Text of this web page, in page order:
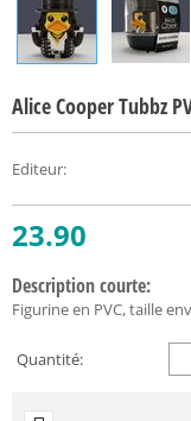
Alice Cooper Tubbz
Editeur:
23.90
Description courte:
Figurine en PVC, taille
Quantité: